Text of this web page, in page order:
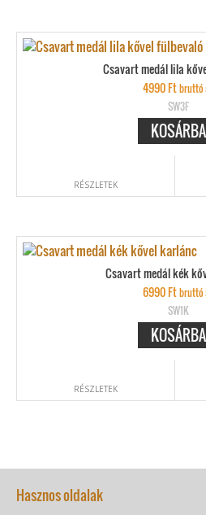
Csavart medál lila
4990Ftbruttó
SW3F
KOSÁRBA
RÉSZLETEK
Csavart medál kék
6990Ftbruttó
SW1K
KOSÁRBA
RÉSZLETEK
Hasznos oldalak